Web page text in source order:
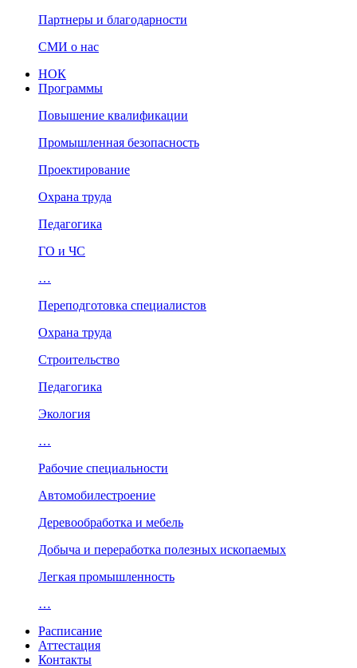
Партнеры и благодарности
СМИ о нас
НОК
Программы
Повышение квалификации
Промышленная безопасность
Проектирование
Охрана труда
Педагогика
ГО и ЧС
…
Переподготовка специалистов
Охрана труда
Строительство
Педагогика
Экология
…
Рабочие специальности
Автомобилестроение
Деревообработка и мебель
Добыча и переработка полезных ископаемых
Легкая промышленность
…
Расписание
Аттестация
Контакты